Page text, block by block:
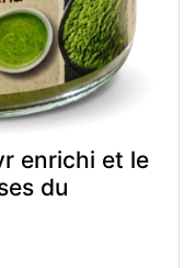
enrichi et le
du